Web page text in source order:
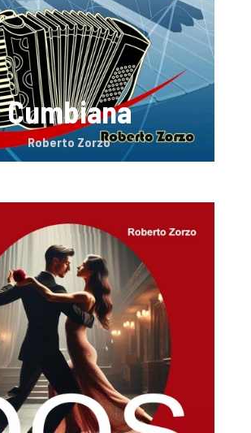
Cumbiana
Roberto Zorzo